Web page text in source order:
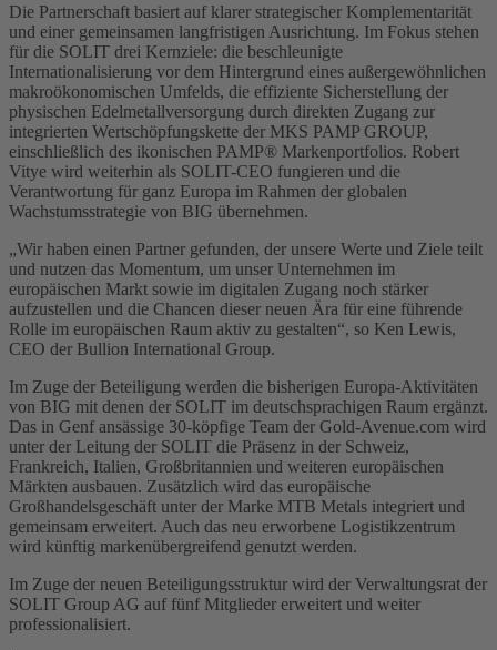
Die Partnerschaft basiert auf klarer strategischer Komplementarität
und einer gemeinsamen langfristigen Ausrichtung. Im Fokus stehen
für die SOLIT drei Kernziele: die beschleunigte
Internationalisierung vor dem Hintergrund eines außergewöhnlichen
makroökonomischen Umfelds, die effiziente Sicherstellung der
physischen Edelmetallversorgung durch direkten Zugang zur
integrierten Wertschöpfungskette der MKS PAMP GROUP,
einschließlich des ikonischen PAMP® Markenportfolios. Robert
Vitye wird weiterhin als SOLIT-CEO fungieren und die
Verantwortung für ganz Europa im Rahmen der globalen
Wachstumsstrategie von BIG übernehmen.
„Wir haben einen Partner gefunden, der unsere Werte und Ziele teilt
und nutzen das Momentum, um unser Unternehmen im
europäischen Markt sowie im digitalen Zugang noch stärker
aufzustellen und die Chancen dieser neuen Ära für eine führende
Rolle im europäischen Raum aktiv zu gestalten“, so Ken Lewis,
CEO der Bullion International Group.
Im Zuge der Beteiligung werden die bisherigen Europa-Aktivitäten
von BIG mit denen der SOLIT im deutschsprachigen Raum ergänzt.
Das in Genf ansässige 30-köpfige Team der Gold-Avenue.com wird
unter der Leitung der SOLIT die Präsenz in der Schweiz,
Frankreich, Italien, Großbritannien und weiteren europäischen
Märkten ausbauen. Zusätzlich wird das europäische
Großhandelsgeschäft unter der Marke MTB Metals integriert und
gemeinsam erweitert. Auch das neu erworbene Logistikzentrum
wird künftig markenübergreifend genutzt werden.
Im Zuge der neuen Beteiligungsstruktur wird der Verwaltungsrat der
SOLIT Group AG auf fünf Mitglieder erweitert und weiter
professionalisiert.